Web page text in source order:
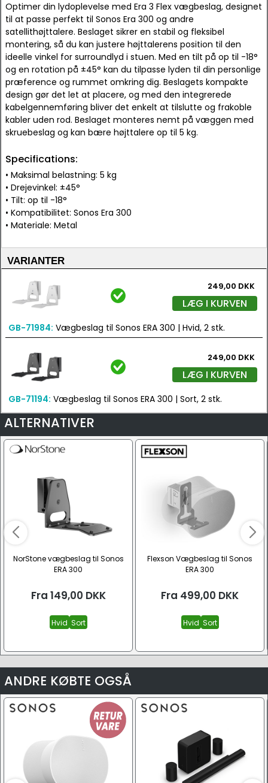
Optimer din lydoplevelse med Era 3 Flex vægbeslag, designet
til at passe perfekt til Sonos Era 300 og andre
satellithøjttalere. Beslaget sikrer en stabil og fleksibel
montering, så du kan justere højttalerens position til den
ideelle vinkel for surroundlyd i stuen. Med en tilt på op til -18°
og en rotation på ±45° kan du tilpasse lyden til din personlige
præference og rummet omkring dig. Beslagets kompakte
design gør det let at placere, og med den integrerede
kabelgennemføring bliver det enkelt at tilslutte og frakoble
kabler uden rod. Beslaget monteres nemt på væggen med
skruebeslag og kan bære højttalere op til 5 kg.
Specifications:
• Maksimal belastning: 5 kg
• Drejevinkel: ±45°
• Tilt: op til -18°
• Kompatibilitet: Sonos Era 300
• Materiale: Metal
VARIANTER
249,00 DKK
LÆG I KURVEN
GB-71984: Vægbeslag til Sonos ERA 300 | Hvid, 2 stk.
249,00 DKK
LÆG I KURVEN
GB-71194: Vægbeslag til Sonos ERA 300 | Sort, 2 stk.
ALTERNATIVER
NorStone vægbeslag til Sonos
ERA 300
Fra 149,00 DKK
Hvid Sort
Flexson Vægbeslag til Sonos
ERA 300
Fra 499,00 DKK
Hvid Sort
ANDRE KØBTE OGSÅ